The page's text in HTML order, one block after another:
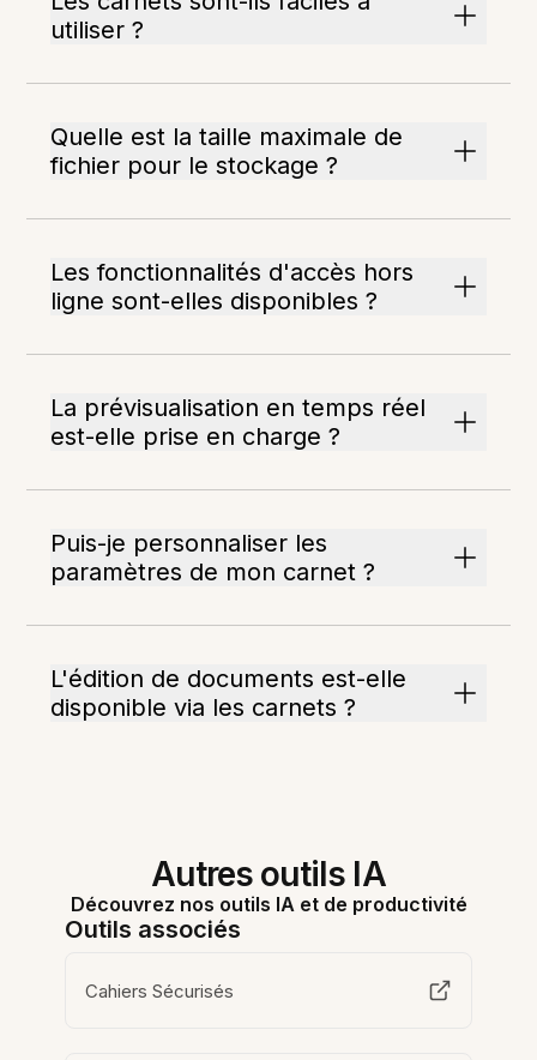
utiliser ?
Quelle est la taille maximale de
fichier pour le stockage ?
Les fonctionnalités d'accès hors
ligne sont-elles disponibles ?
La prévisualisation en temps réel
est-elle prise en charge ?
Puis-je personnaliser les
paramètres de mon carnet ?
L'édition de documents est-elle
disponible via les carnets ?
Autres outils IA
Découvrez nos outils IA et de productivité
Outils associés
Cahiers Sécurisés